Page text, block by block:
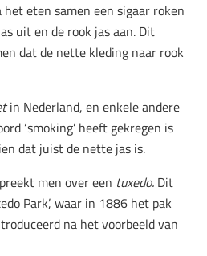
eten samen een sigaar roken
uit en de rook jas aan. Dit
dat de nette kleding naar rook
in Nederland, en enkele andere
‘smoking’ heeft gekregen is
dat juist de nette jas is.
men over een tuxedo. Dit
Park’, waar in 1886 het pak
na het voorbeeld van